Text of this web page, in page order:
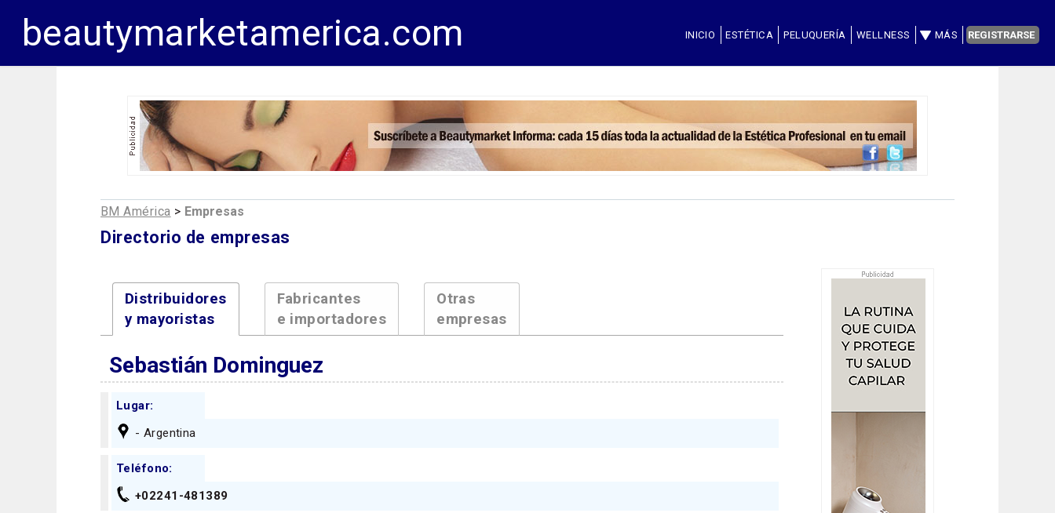
beautymarketamerica.com INICIO ESTÉTICA PELUQUERÍA WELLNESS MÁS REGISTRARSE
BM América > Empresas
Directorio de empresas
Distribuidores
y mayoristas
Fabricantes
e importadores
Otras
empresas
Sebastián Dominguez
Lugar:
- Argentina
Teléfono:
+02241-481389